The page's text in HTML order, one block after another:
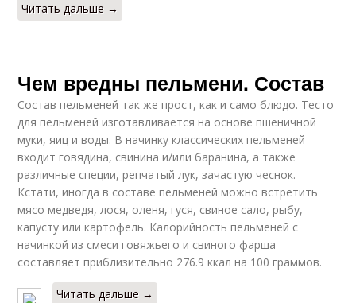
Читать дальше →
Чем вредны пельмени. Состав
Состав пельменей так же прост, как и само блюдо. Тесто
для пельменей изготавливается на основе пшеничной
муки, яиц и воды. В начинку классических пельменей
входит говядина, свинина и/или баранина, а также
различные специи, репчатый лук, зачастую чеснок.
Кстати, иногда в составе пельменей можно встретить
мясо медведя, лося, оленя, гуся, свиное сало, рыбу,
капусту или картофель. Калорийность пельменей с
начинкой из смеси говяжьего и свиного фарша
составляет приблизительно 276.9 ккал на 100 граммов.
Читать дальше →